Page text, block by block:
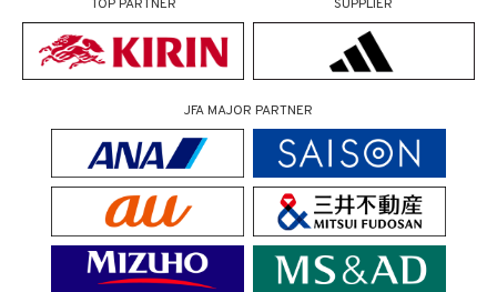
TOP PARTNER
SUPPLIER
JFA MAJOR PARTNER